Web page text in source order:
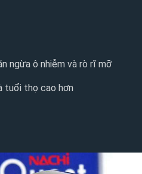
ngừa ô nhiễm và rò rĩ mỡ
tuổi thọ cao hơn